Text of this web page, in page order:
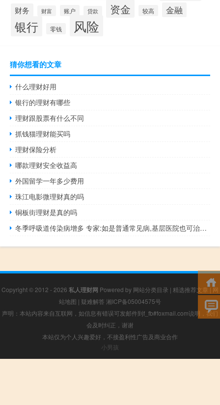
财务 财富 账户 贷款 资金 较高 金融
银行 零钱 风险
猜你想看的文章
什么理财好用
银行的理财有哪些
理财跟股票有什么不同
抓钱猫理财能买吗
理财保险分析
哪款理财安全收益高
外国留学一年多少费用
珠江电影微理财真的吗
铜板街理财是真的吗
冬季呼吸道传染病增多 专家:如是普通常见病,基层医院也可治疗 到底什么情况嘞
Copyright © 2012 - 2026 私人理财网 Powered by 网站分类目录 | 精选推荐文章|网
站地图 | 疑难解答 湘ICP备05004575号
声明：本站内容来自互联网，如信息有错误可发邮件到f_fb#foxmail.com说明，我们
会及时纠正，谢谢
本站仅为个人兴趣爱好，不接盈利性广告及商业合作
小男孩